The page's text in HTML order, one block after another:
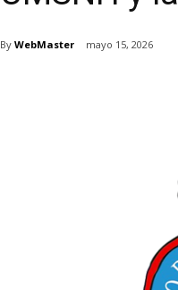
By WebMaster mayo 15, 2026